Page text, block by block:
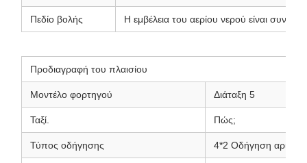
Πεδίο βολής Η εμβέλεια του αερίου νερού είναι
Προδιαγραφή του πλαισίου
Μοντέλο φορτηγού Διάταξη 5
Ταξί. Πώς;
Τύπος οδήγησης 4*2 Οδήγηση